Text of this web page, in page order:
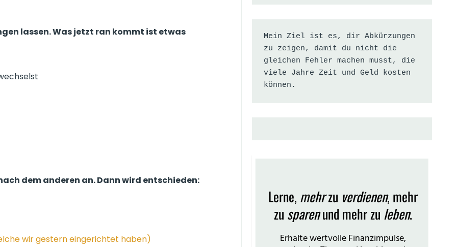
lassen. Was jetzt ran kommt ist etwas
dem anderen an. Dann wird entschieden:
wir gestern eingerichtet haben)
Mein Ziel ist es, dir Abkürzungen
zu zeigen, damit du nicht die
gleichen Fehler machen musst, die
viele Jahre Zeit und Geld kosten
können.